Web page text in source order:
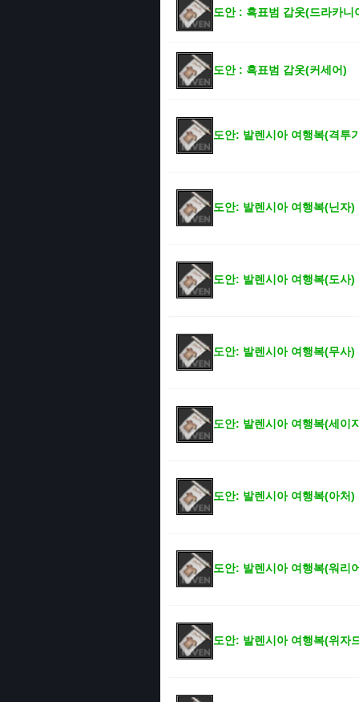
도안 : 흑표범 갑옷(드라카니
도안 : 흑표범 갑옷(커세어)
도안: 발렌시아 여행복(격투
도안: 발렌시아 여행복(닌자)
도안: 발렌시아 여행복(도사)
도안: 발렌시아 여행복(무사)
도안: 발렌시아 여행복(세이
도안: 발렌시아 여행복(아처)
도안: 발렌시아 여행복(워리
도안: 발렌시아 여행복(위자